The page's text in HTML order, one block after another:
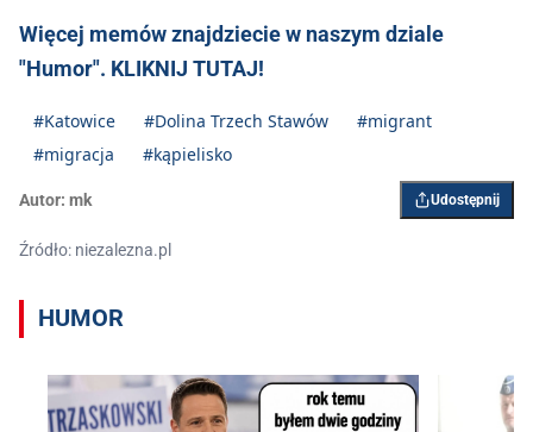
Więcej memów znajdziecie w naszym dziale
"Humor". KLIKNIJ TUTAJ!
#Katowice #Dolina Trzech Stawów
#migrant
#migracja
#kąpielisko
Autor: mk Udostępnij
Źródło: niezalezna.pl
HUMOR